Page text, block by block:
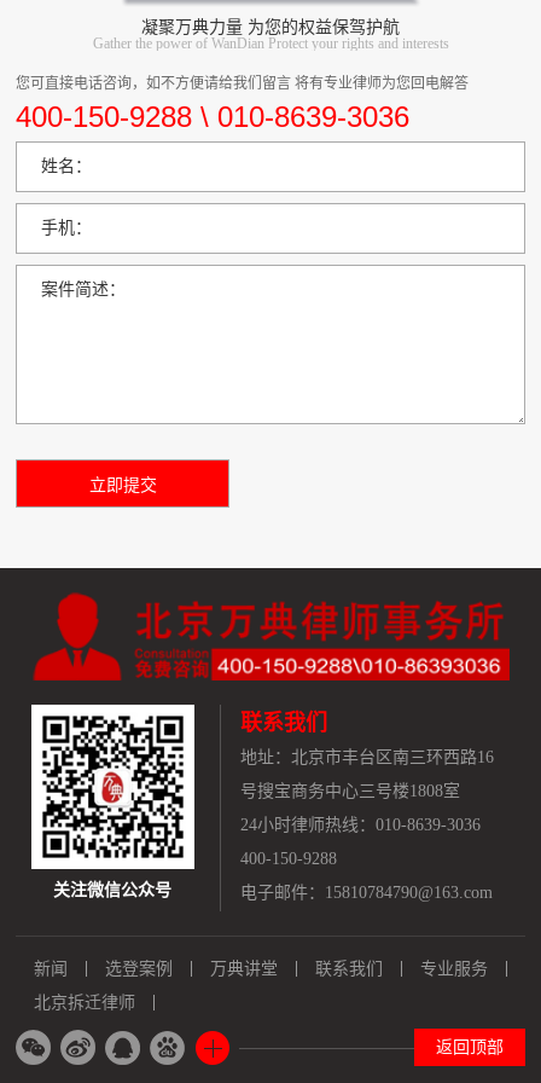
凝聚万典力量 为您的权益保驾护航
Gather the power of WanDian Protect your rights and interests
您可直接电话咨询，如不方便请给我们留言 将有专业律师为您回电解答
400-150-9288 \ 010-8639-3036
姓名：
手机：
案件简述：
关注微信公众号
联系我们
地址： 北京市丰台区南三环西路16
号搜宝商务中心三号楼1808室
24小时律师热线：010-8639-3036
400-150-9288
电子邮件：15810784790@163.com
新闻 选登案例 万典讲堂 联系我们
专业服务
北京拆迁律师
返回顶部